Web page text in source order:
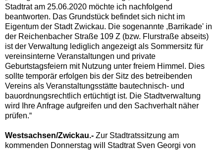
Stadtrat am 25.06.2020 möchte ich nachfolgend
beantworten. Das Grundstück befindet sich nicht im
Eigentum der Stadt Zwickau. Die sogenannte ,Barrikade' in
der Reichenbacher Straße 109 Z (bzw. Flurstraße abseits)
ist der Verwaltung lediglich angezeigt als Sommersitz für
vereinsinterne Veranstaltungen und private
Geburtstagsfeiern mit Nutzung unter freiem Himmel. Dies
sollte temporär erfolgen bis der Sitz des betreibenden
Vereins als Veranstaltungsstätte bautechnisch- und
bauordnungsrechtlich ertüchtigt ist. Die Stadtverwaltung
wird Ihre Anfrage aufgreifen und den Sachverhalt näher
prüfen.“
Westsachsen/Zwickau.- Zur Stadtratssitzung am
kommenden Donnerstag will Stadtrat Sven Georgi von